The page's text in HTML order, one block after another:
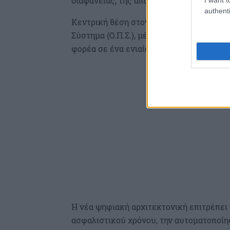
Κεντρική θέση στον σχεδιασμό του e-
Σύστημα (Ο.Π.Σ.), μέσω του οποίου
φορέα σε ένα ενιαίο και διαλειτουργικό
Η νέα ψηφιακή αρχιτεκτονική
ασφαλιστικού χρόνου, την